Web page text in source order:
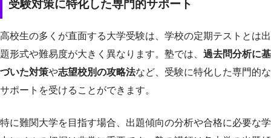
受験対策に特化した専門的サポート
高校生の多くが直面する大学受験は、学校の定期テストとは出
題形式や難易度が大きく異なります。塾では、 過去問分析に基
づいた対策や志望校別の攻略法など、受験に特化した専門的な
サポートを受けることができます。
特に難関大学を目指す場合、出題傾向の分析や合格に必要な学